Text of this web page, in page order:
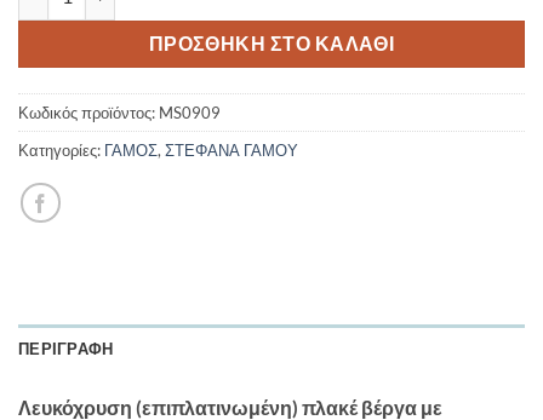
ΠΡΟΣΘΉΚΗ ΣΤΟ ΚΑΛΆΘΙ
Κωδικός προϊόντος: MS0909
Κατηγορίες: ΓΑΜΟΣ, ΣΤΕΦΑΝΑ ΓΑΜΟΥ
ΠΕΡΙΓΡΑΦΉ
Λευκόχρυση (επιπλατινωμένη) πλακέ βέργα με